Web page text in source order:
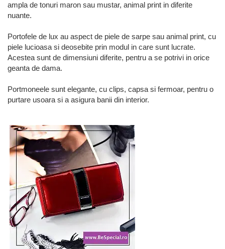
ampla de tonuri maron sau mustar, animal print in diferite
nuante.
Portofele de lux au aspect de piele de sarpe sau animal print, cu
piele lucioasa si deosebite prin modul in care sunt lucrate.
Acestea sunt de dimensiuni diferite, pentru a se potrivi in orice
geanta de dama.
Portmoneele sunt elegante, cu clips, capsa si fermoar, pentru o
purtare usoara si a asigura banii din interior.